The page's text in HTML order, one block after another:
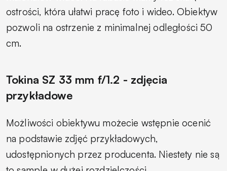
ostrości, która ułatwi pracę foto i wideo. Obiektyw
pozwoli na ostrzenie z minimalnej odległości 50
cm.
Tokina SZ 33 mm f/1.2 - zdjęcia
przykładowe
Możliwości obiektywu możecie wstępnie ocenić
na podstawie zdjęć przykładowych,
udostępnionych przez producenta. Niestety nie są